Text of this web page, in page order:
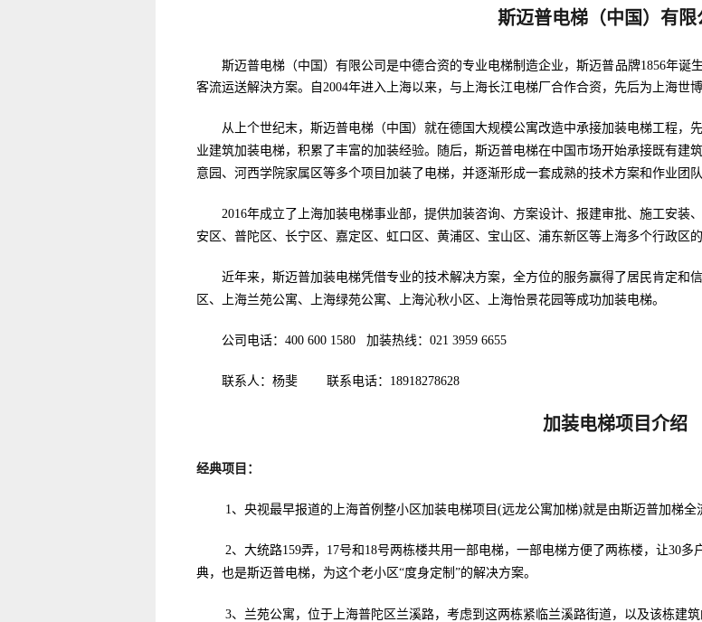
斯迈普电梯（中国）有限
斯迈普电梯（中国）有限公司是中德合资的专业电梯制造企业，斯迈普品牌1856年诞
客流运送解決方案。自2004年进入上海以来，与上海长江电梯厂合作合资，先后为上海世
从上个世纪末，斯迈普电梯（中国）就在德国大规模公寓改造中承接加装电梯工程，
业建筑加装电梯，积累了丰富的加装经验。随后，斯迈普电梯在中国市场开始承接既有建
意园、河西学院家属区等多个项目加装了电梯，并逐渐形成一套成熟的技术方案和作业团队
2016年成立了上海加装电梯事业部，提供加装咨询、方案设计、报建审批、施工安
安区、普陀区、长宁区、嘉定区、虹口区、黄浦区、宝山区、浦东新区等上海多个行政区
近年来，斯迈普加装电梯凭借专业的技术解决方案，全方位的服务赢得了居民肯定和
区、上海兰苑公寓、上海绿苑公寓、上海沁秋小区、上海怡景花园等成功加装电梯。
公司电话：400 600 1580 加装热线：021 3959 6655
联系人：杨斐 联系电话：18918278628
加装电梯项目介绍
经典项目：
1、央视最早报道的上海首例整小区加装电梯项目(远龙公寓加梯)就是由斯迈普加梯全
2、大统路159弄，17号和18号两栋楼共用一部电梯，一部电梯方便了两栋楼，让30
典，也是斯迈普电梯，为这个老小区“度身定制”的解决方案。
3、 兰苑公寓，位于上海普陀区兰溪路，考虑到这两栋紧临兰溪路街道，以及该栋建